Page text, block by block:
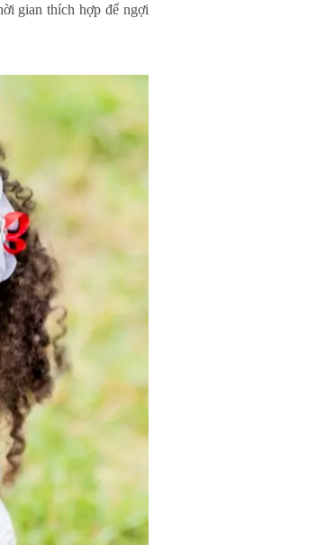
gian thích hợp để ngợi